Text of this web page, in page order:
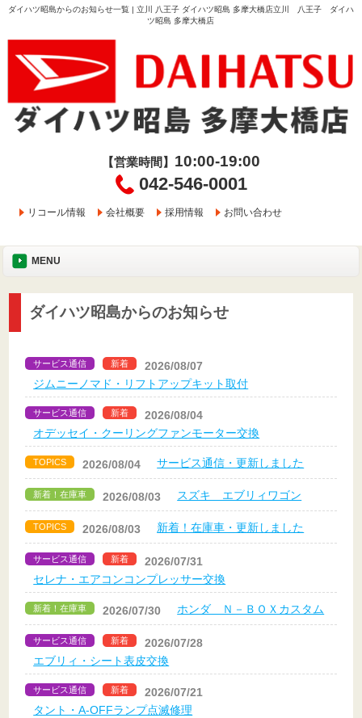
ダイハツ昭島からのお知らせ一覧 | 立川 八王子 ダイハツ昭島 多摩大橋店立川 八王子 ダイハ
ツ昭島 多摩大橋店
【営業時間】 10:00-19:00
042-546-0001
リコール情報 会社概要 採用情報 お問い合わせ
MENU
ダイハツ昭島からのお知らせ
サービス通信 新着
2026/08/07
ジムニーノマド・リフトアップキット取付
サービス通信 新着
2026/08/04
オデッセイ・クーリングファンモーター交換
TOPICS 2026/08/04 サービス通信・更新しました
新着！在庫車 2026/08/03 スズキ エブリィワゴン
TOPICS 2026/08/03 新着！在庫車・更新しました
サービス通信 新着
2026/07/31
セレナ・エアコンコンプレッサー交換
新着！在庫車 2026/07/30 ホンダ Ｎ－ＢＯＸカスタム
サービス通信 新着
2026/07/28
エブリィ・シート表皮交換
サービス通信 新着
2026/07/21
タント・A-OFFランプ点滅修理